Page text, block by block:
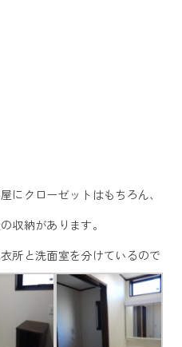
にクローゼットはもちろん、
収納があります。
所と洗面室を分けているので